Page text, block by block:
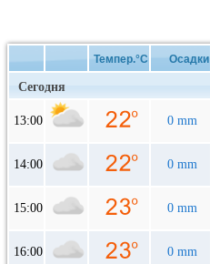
Темпер.°C Осадки
Сегодня
13:00 0 mm
14:00 0 mm
15:00 0 mm
16:00 0 mm